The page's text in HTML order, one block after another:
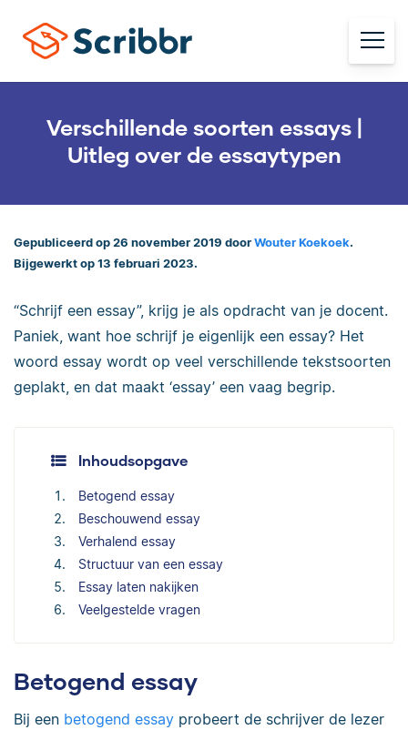
Verschillende soorten essays |
Uitleg over de essaytypen
Gepubliceerd op 26 november 2019 door Wouter Koekoek.
Bijgewerkt op 13 februari 2023.
“Schrijf een essay”, krijg je als opdracht van je docent.
Paniek, want hoe schrijf je eigenlijk een essay? Het
woord essay wordt op veel verschillende tekstsoorten
geplakt, en dat maakt ‘essay’ een vaag begrip.
Inhoudsopgave
Betogend essay
Beschouwend essay
Verhalend essay
Structuur van een essay
Essay laten nakijken
Veelgestelde vragen
Betogend essay
Bij een betogend essay probeert de schrijver de lezer